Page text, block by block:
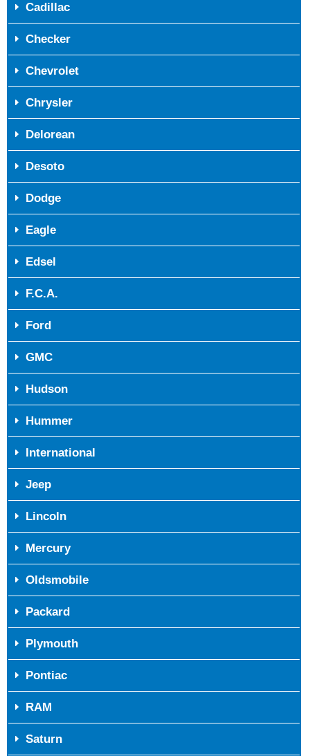
Cadillac
Checker
Chevrolet
Chrysler
Delorean
Desoto
Dodge
Eagle
Edsel
F.C.A.
Ford
GMC
Hudson
Hummer
International
Jeep
Lincoln
Mercury
Oldsmobile
Packard
Plymouth
Pontiac
RAM
Saturn